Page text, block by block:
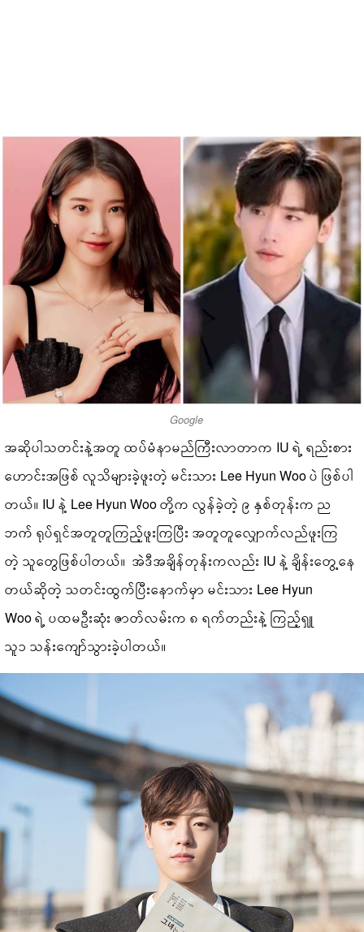
Google
အဆိုပါသတင်းနဲ့အတူ ထပ်မံနာမည်ကြီးလာတာက IU ရဲ့ ရည်းစား
ဟောင်းအဖြစ် လူသိများခဲ့ဖူးတဲ့ မင်းသား Lee Hyun Woo ပဲ ဖြစ်ပါ
တယ်။ IU နဲ့ Lee Hyun Woo တို့က လွန်ခဲ့တဲ့ ၉ နှစ်တုန်းက ည
ဘက် ရုပ်ရှင်အတူတူကြည့်ဖူးကြပြီး အတူတူလျှောက်လည်ဖူးကြ
တဲ့ သူတွေဖြစ်ပါတယ်။ အဲဒီအချိန်တုန်းကလည်း IU နဲ့ ချိန်းတွေ့နေ
တယ်ဆိုတဲ့ သတင်းထွက်ပြီးနောက်မှာ မင်းသား Lee Hyun
Woo ရဲ့ ပထမဦးဆုံး ဇာတ်လမ်းက ၈ ရက်တည်းနဲ့ ကြည့်ရှူ
သူ၁ သန်းကျော်သွားခဲ့ပါတယ်။